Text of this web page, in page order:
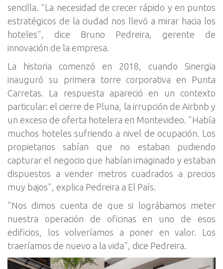
sencilla. "La necesidad de crecer rápido y en puntos
estratégicos de la ciudad nos llevó a mirar hacia los
hoteles", dice Bruno Pedreira, gerente de
innovación de la empresa.
La historia comenzó en 2018, cuando Sinergia
inauguró su primera torre corporativa en Punta
Carretas. La respuesta apareció en un contexto
particular: el cierre de Pluna, la irrupción de Airbnb y
un exceso de oferta hotelera en Montevideo. "Había
muchos hoteles sufriendo a nivel de ocupación. Los
propietarios sabían que no estaban pudiendo
capturar el negocio que habían imaginado y estaban
dispuestos a vender metros cuadrados a precios
muy bajos", explica Pedreira a El País.
"Nos dimos cuenta de que si lográbamos meter
nuestra operación de oficinas en uno de esos
edificios, los volveríamos a poner en valor. Los
traeríamos de nuevo a la vida", dice Pedreira.